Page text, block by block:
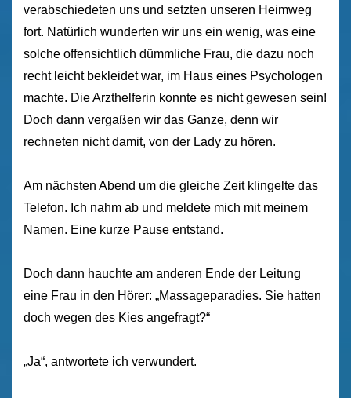
verabschiedeten uns und setzten unseren Heimweg
fort. Natürlich wunderten wir uns ein wenig, was eine
solche offensichtlich dümmliche Frau, die dazu noch
recht leicht bekleidet war, im Haus eines Psychologen
machte. Die Arzthelferin konnte es nicht gewesen sein!
Doch dann vergaßen wir das Ganze, denn wir
rechneten nicht damit, von der Lady zu hören.
Am nächsten Abend um die gleiche Zeit klingelte das
Telefon. Ich nahm ab und meldete mich mit meinem
Namen. Eine kurze Pause entstand.
Doch dann hauchte am anderen Ende der Leitung
eine Frau in den Hörer: „Massageparadies. Sie hatten
doch wegen des Kies angefragt?“
„Ja“, antwortete ich verwundert.